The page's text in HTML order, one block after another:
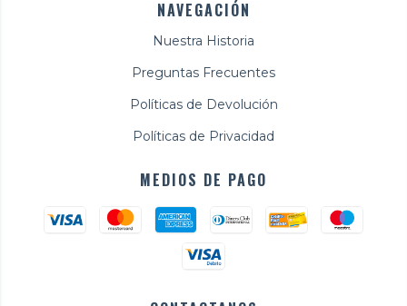
NAVEGACIÓN
Nuestra Historia
Preguntas Frecuentes
Políticas de Devolución
Políticas de Privacidad
MEDIOS DE PAGO